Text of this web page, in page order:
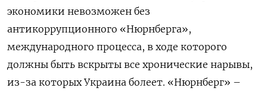
экономики невозможен без
антикоррупционного «Нюрнберга»,
международного процесса, в ходе которого
должны быть вскрыты все хронические нарывы,
из-за которых Украина болеет. «Нюрнберг» –